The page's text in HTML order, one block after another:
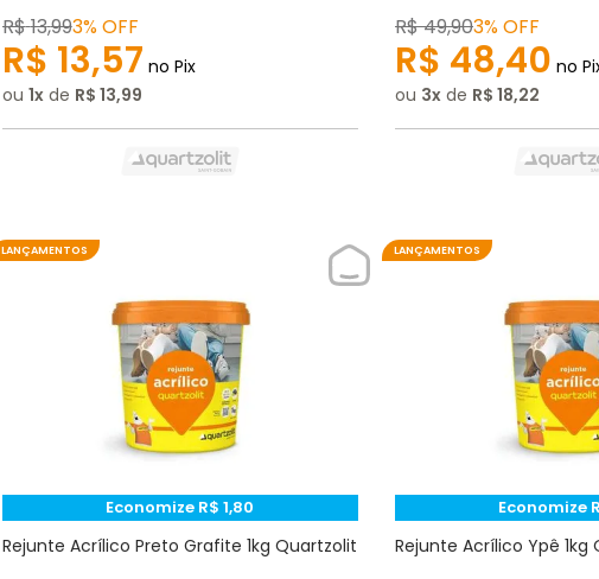
R$13,993%OFF
R$ 13,57 no Pix
ou 1 de R$ 13,99
R$49,903%OFF
R$ 48,40 no
ou 3 de R$ 18,22
LANÇAMENTOS
Economize R$ 1,80
Rejunte Acrílico Preto Grafite 1kg Quartzolit
LANÇAMENTOS
Economize
Rejunte Acrílico Ypê 1kg